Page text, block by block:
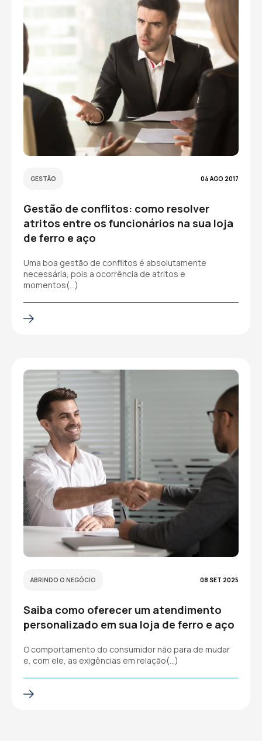
GESTÃO 04 AGO 2017
Gestão de conflitos: como resolver
atritos entre os funcionários na sua loja
de ferro e aço
Uma boa gestão de conflitos é absolutamente
necessária, pois a ocorrência de atritos e
momentos(…)
ABRINDO O NEGÓCIO 08 SET 2025
Saiba como oferecer um atendimento
personalizado em sua loja de ferro e aço
O comportamento do consumidor não para de mudar
e, com ele, as exigências em relação(…)